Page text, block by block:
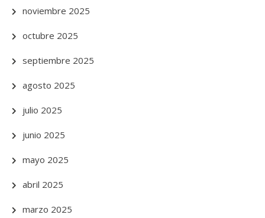
noviembre 2025
octubre 2025
septiembre 2025
agosto 2025
julio 2025
junio 2025
mayo 2025
abril 2025
marzo 2025